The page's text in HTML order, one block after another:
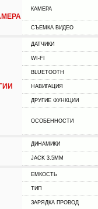
КАМЕРА
СЪЕМКА ВИДЕО
ДАТЧИКИ
WI-FI
BLUETOOTH
НАВИГАЦИЯ
ДРУГИЕ ФУНКЦИИ
ОСОБЕННОСТИ
ДИНАМИКИ
JACK 3.5MM
ЕМКОСТЬ
ТИП
ЗАРЯДКА ПРОВОД